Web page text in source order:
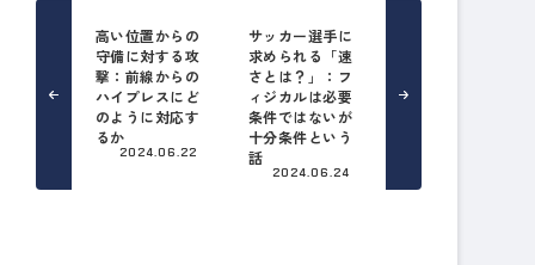
高い位置からの
守備に対する攻
撃：前線からの
ハイプレスにど
のように対応す
るか
2024.06.22
サッカー選手に
求められる「速
さとは？」：フ
ィジカルは必要
条件ではないが
十分条件という
話
2024.06.24